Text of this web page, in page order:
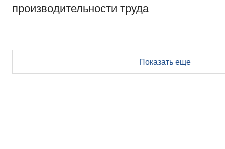
производительности труда
Показать еще